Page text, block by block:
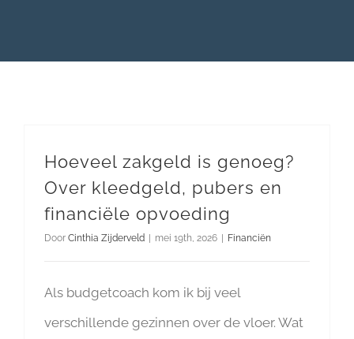
Hoeveel zakgeld is genoeg?
Over kleedgeld, pubers en
financiële opvoeding
Door Cinthia Zijderveld | mei 19th, 2026 | Financiën
Als budgetcoach kom ik bij veel
verschillende gezinnen over de vloer. Wat